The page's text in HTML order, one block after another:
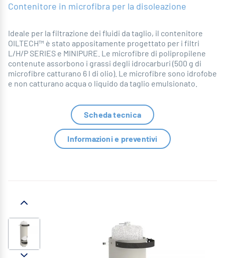
Contenitore in microfibra per la disoleazione
Ideale per la filtrazione dei fluidi da taglio, il contenitore
OILTECH™ è stato appositamente progettato per i filtri
L/H/P SERIES e MINIPURE. Le microfibre di polipropilene
contenute assorbono i grassi degli idrocarburi (500 g di
microfibre catturano 6 l di olio). Le microfibre sono idrofobe
e non catturano acqua o liquido da taglio emulsionato.
Scheda tecnica
Informazioni e preventivi